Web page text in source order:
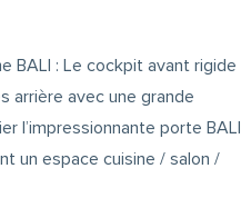
BALI : Le cockpit avant rigide
arrière avec une grande
l’impressionnante porte BALI
un espace cuisine / salon /